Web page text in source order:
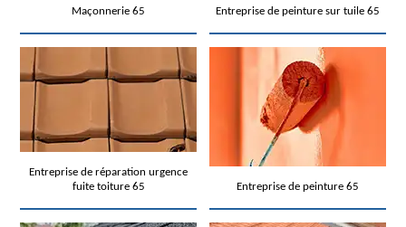
Maçonnerie 65 Entreprise de peinture sur tuile 65
Entreprise de réparation urgence
fuite toiture 65
Entreprise de peinture 65